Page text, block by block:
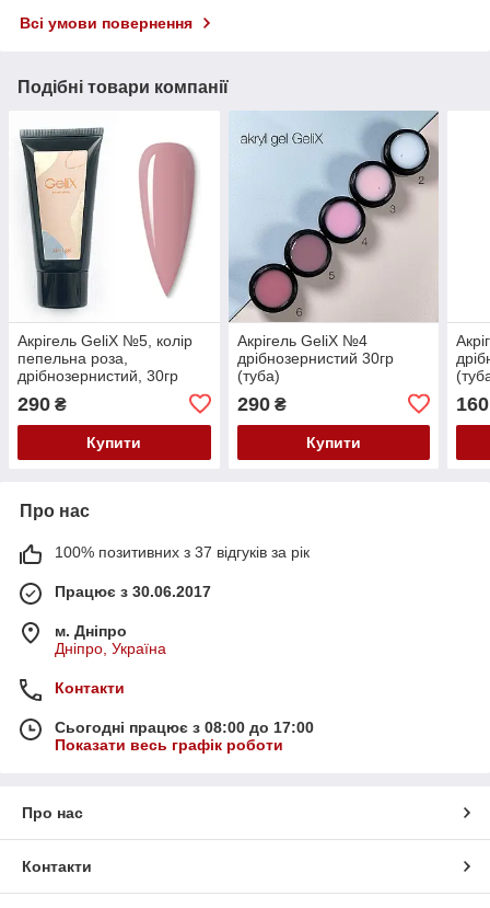
Всі умови повернення
Подібні товари компанії
Акрігель GeliX №5, колір
пепельна роза,
дрібнозернистий, 30гр
290 ₴
Купити
Акрігель GeliX №4
дрібнозернистий 30гр
(туба)
290₴
Купити
160
Про нас
100% позитивних з 37 відгуків за рік
Працює з 30.06.2017
м. Дніпро
Дніпро, Україна
Контакти
Сьогодні працює з 08:00 до 17:00
Показати весь графік роботи
Про нас
Контакти